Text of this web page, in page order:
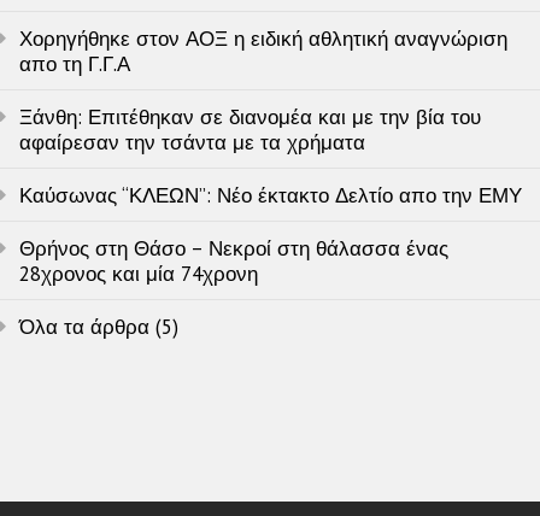
Χορηγήθηκε στον ΑΟΞ η ειδική αθλητική αναγνώριση
απο τη Γ.Γ.Α
Ξάνθη: Επιτέθηκαν σε διανομέα και με την βία του
αφαίρεσαν την τσάντα με τα χρήματα
Καύσωνας “ΚΛΕΩΝ”: Νέο έκτακτο Δελτίο απο την ΕΜΥ
Θρήνος στη Θάσο – Νεκροί στη θάλασσα ένας
28χρονος και μία 74χρονη
Όλα τα άρθρα (5)